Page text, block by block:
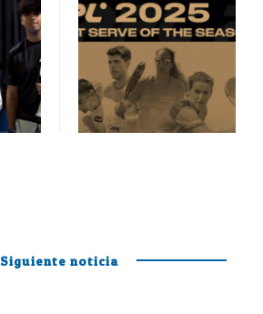
Siguiente noticia